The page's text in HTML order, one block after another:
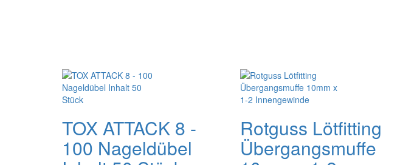
TOX ATTACK 8 -
100 Nageldübel
Rotguss Lötfitting
Übergangsmuffe